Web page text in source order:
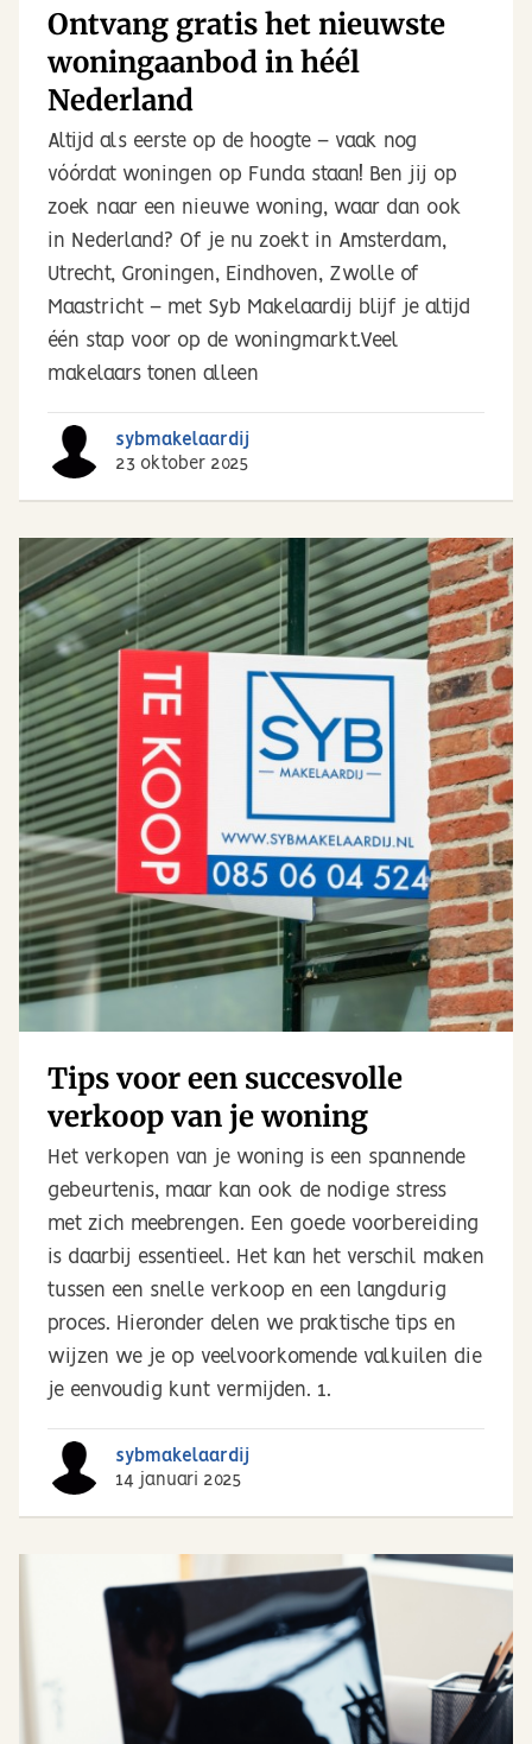
Ontvang gratis het nieuwste
woningaanbod in héél
Nederland
Altijd als eerste op de hoogte – vaak nog
vóórdat woningen op Funda staan! Ben jij op
zoek naar een nieuwe woning, waar dan ook
in Nederland? Of je nu zoekt in Amsterdam,
Utrecht, Groningen, Eindhoven, Zwolle of
Maastricht – met Syb Makelaardij blijf je altijd
één stap voor op de woningmarkt.Veel
makelaars tonen alleen
sybmakelaardij
23 oktober 2025
Tips voor een succesvolle
verkoop van je woning
Het verkopen van je woning is een spannende
gebeurtenis, maar kan ook de nodige stress
met zich meebrengen. Een goede voorbereiding
is daarbij essentieel. Het kan het verschil maken
tussen een snelle verkoop en een langdurig
proces. Hieronder delen we praktische tips en
wijzen we je op veelvoorkomende valkuilen die
je eenvoudig kunt vermijden. 1.
sybmakelaardij
14 januari 2025